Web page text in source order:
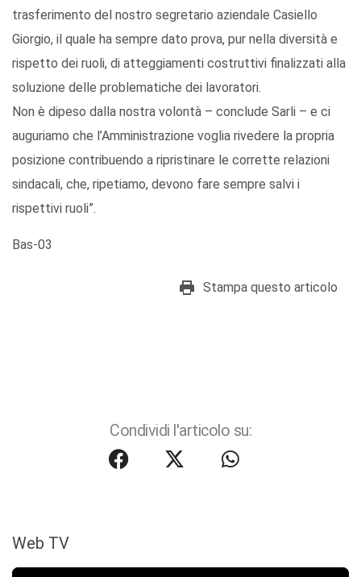
trasferimento del nostro segretario aziendale Casiello
Giorgio, il quale ha sempre dato prova, pur nella diversità e
rispetto dei ruoli, di atteggiamenti costruttivi finalizzati alla
soluzione delle problematiche dei lavoratori.
Non è dipeso dalla nostra volontà – conclude Sarli – e ci
auguriamo che l’Amministrazione voglia rivedere la propria
posizione contribuendo a ripristinare le corrette relazioni
sindacali, che, ripetiamo, devono fare sempre salvi i
rispettivi ruoli”.
Bas-03
Stampa questo articolo
Condividi l'articolo su:
Web TV